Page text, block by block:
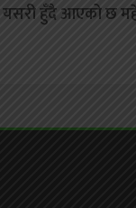
यसरी हुँदै आएको छ